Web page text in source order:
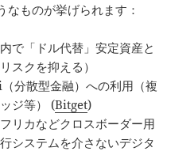
なものが挙げられます：
で「ドル代替」安定資産と
スクを抑える）
分散型金融）への利用（複
ジ等） (Bitget)
リカなどクロスボーダー用
システムを介さないデジタ